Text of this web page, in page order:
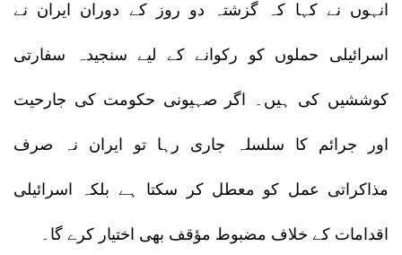
انہوں نے کہا کہ گزشتہ دو روز کے دوران ایران نے
اسرائیلی حملوں کو رکوانے کے لیے سنجیدہ سفارتی
کوششیں کی ہیں۔ اگر صہیونی حکومت کی جارحیت
اور جرائم کا سلسلہ جاری رہا تو ایران نہ صرف
مذاکراتی عمل کو معطل کر سکتا ہے بلکہ اسرائیلی
اقدامات کے خلاف مضبوط مؤقف بھی اختیار کرے گا۔